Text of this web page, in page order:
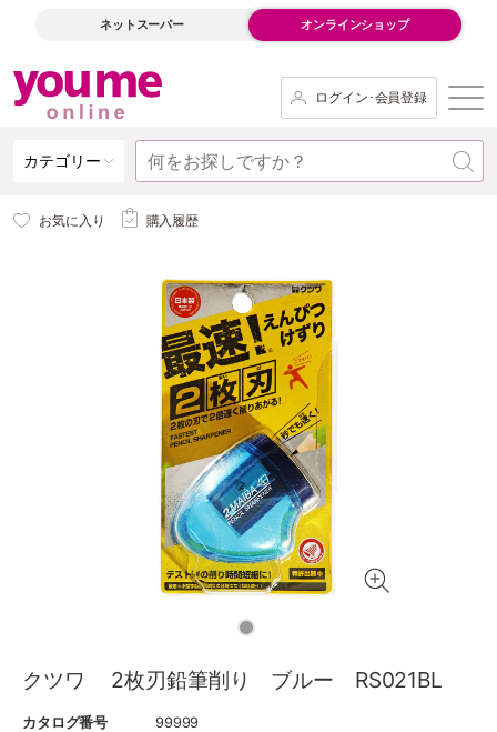
ネットスーパー オンラインショップ
ログイン･会員登録
カテゴリー
お気に入り 購入履歴
クツワ 2枚刃鉛筆削り ブルー RS021BL
カタログ番号
99999